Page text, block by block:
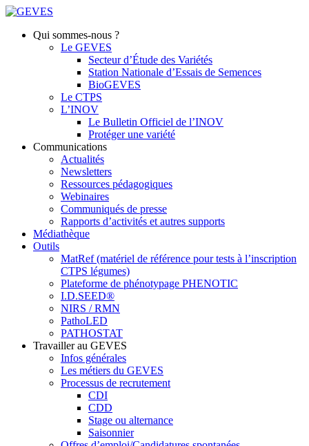
Qui sommes-nous ?
Le GEVES
Secteur d’Étude des Variétés
Station Nationale d’Essais de Semences
BioGEVES
Le CTPS
L’INOV
Le Bulletin Officiel de l’INOV
Protéger une variété
Communications
Actualités
Newsletters
Ressources pédagogiques
Webinaires
Communiqués de presse
Rapports d’activités et autres supports
Médiathèque
Outils
MatRef (matériel de référence pour tests à l’inscription
CTPS légumes)
Plateforme de phénotypage PHENOTIC
I.D.SEED®
NIRS / RMN
PathoLED
PATHOSTAT
Travailler au GEVES
Infos générales
Les métiers du GEVES
Processus de recrutement
CDI
CDD
Stage ou alternance
Saisonnier